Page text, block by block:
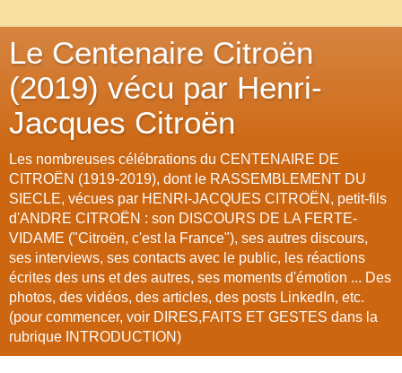
Le Centenaire Citroën
(2019) vécu par Henri-
Jacques Citroën
Les nombreuses célébrations du CENTENAIRE DE
CITROËN (1919-2019), dont le RASSEMBLEMENT DU
SIECLE, vécues par HENRI-JACQUES CITROËN, petit-fils
d'ANDRE CITROËN : son DISCOURS DE LA FERTE-
VIDAME ("Citroën, c'est la France"), ses autres discours,
ses interviews, ses contacts avec le public, les réactions
écrites des uns et des autres, ses moments d'émotion ... Des
photos, des vidéos, des articles, des posts LinkedIn, etc.
(pour commencer, voir DIRES,FAITS ET GESTES dans la
rubrique INTRODUCTION)